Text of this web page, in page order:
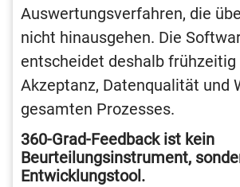
Auswertungsverfahren, die
nicht hinausgehen. Die
entscheidet deshalb frühzeitig
Akzeptanz, Datenqualität und
gesamten Prozesses.
360-Grad-Feedback ist kein
Beurteilungsinstrument,
Entwicklungstool.